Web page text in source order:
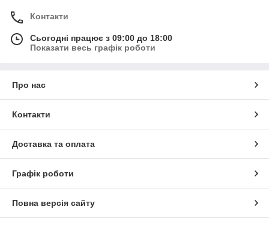
Контакти
Сьогодні працює з 09:00 до 18:00
Показати весь графік роботи
Про нас
Контакти
Доставка та оплата
Графік роботи
Повна версія сайту